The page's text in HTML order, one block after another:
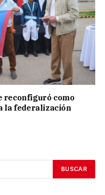
reconfiguró como
la federalización